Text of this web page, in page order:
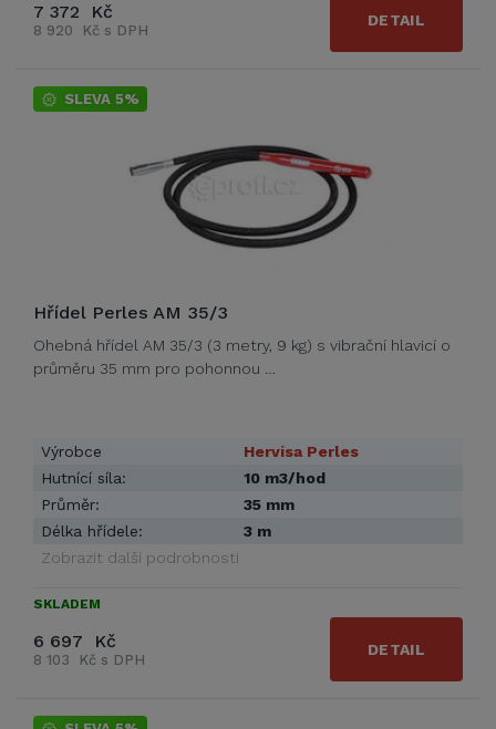
7 372 Kč
8 920 Kč s DPH
DETAIL
SLEVA 5%
Hřídel Perles AM 35/3
Ohebná hřídel AM 35/3 (3 metry, 9 kg) s vibrační hlavicí o
průměru 35 mm pro pohonnou …
Výrobce
Hervisa Perles
Hutnící síla:
10 m3/hod
Průměr:
35 mm
Délka hřídele:
3 m
Zobrazit další podrobnosti
SKLADEM
6 697 Kč
8 103 Kč s DPH
DETAIL